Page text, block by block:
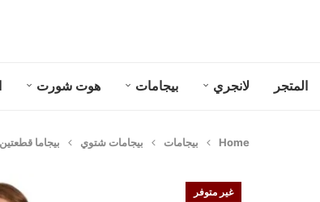
المتجر لانجري بيجامات هوت شورت
Home بيجامات بيجامات شتوي بيجاما قطعتين
غير متوفر